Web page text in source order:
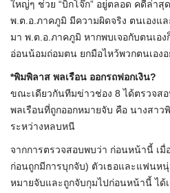
ใหญ่ๆ ช่วย “บิ๊กโจ๊ก” อยู่ตลอด คดีล่า
พ.ต.อ.ภาคภูมิ มีความผิดจริง ตนเองแ
มา พ.ต.อ.ภาคภูมิ หากพบเจอกับตนเอ
อ่อนน้อมถ่อมตน ยกมือไหว้พวกตนเองอ
*พิมพิลาส พลเรือน ออกรถฟอกเงิน?
ขณะเดียวกันทีมข่าวช่อง 8 ได้ตรวจส
พลเรือนที่ถูกออกหมายจับ คือ นางสา
ระหว่างหลบหนี
จากการตรวจสอบพบว่า ก่อนหน้านี้ เ
ก่อนถูกมีการบุกจับ) ตัวเธอและแฟน
หมายจับและถูกจับกุมไปก่อนหน้านี้ ได้